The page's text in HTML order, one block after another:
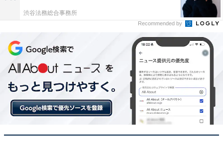
【楽天トラベル×スーパーDEAL】福岡県「原鶴
温泉 原鶴グランドスカイホテル」が大幅ポイン
渋谷法務総合事務所
Recommended by